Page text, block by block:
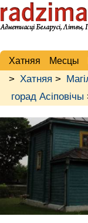
Хатняя Месцы
> Хатняя >
горад Асіповічы